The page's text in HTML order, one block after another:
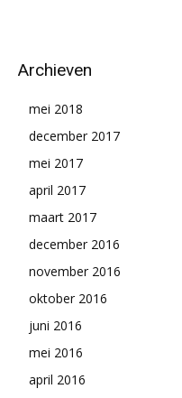
Archieven
mei 2018
december 2017
mei 2017
april 2017
maart 2017
december 2016
november 2016
oktober 2016
juni 2016
mei 2016
april 2016